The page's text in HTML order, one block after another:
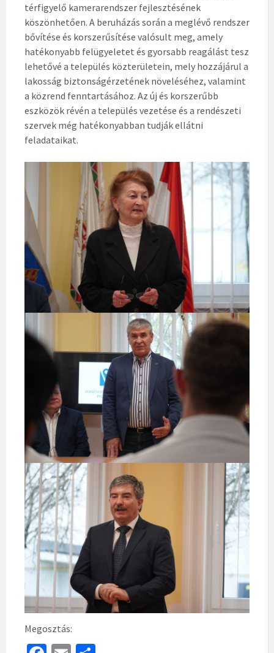
térfigyelő kamerarendszer fejlesztésének
köszönhetően. A beruházás során a meglévő rendszer
bővítése és korszerűsítése valósult meg, amely
hatékonyabb felügyeletet és gyorsabb reagálást tesz
lehetővé a település közterületein, mely hozzájárul a
lakosság biztonságérzetének növeléséhez, valamint
a közrend fenntartásához. Az új és korszerűbb
eszközök révén a település vezetése és a rendészeti
szervek még hatékonyabban tudják ellátni
feladataikat.
Megosztás: